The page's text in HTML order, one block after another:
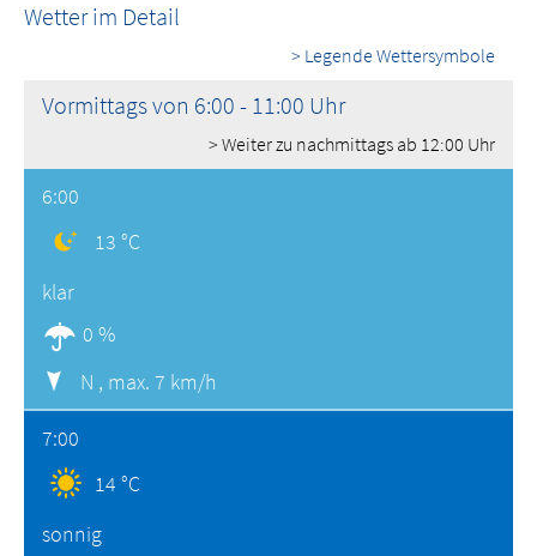
Wetter im Detail
> Legende Wettersymbole
Vormittags von 6:00 - 11:00 Uhr
> Weiter zu nachmittags ab 12:00 Uhr
6:00
13 °C
klar
0 %
N , max. 7 km/h
7:00
14 °C
sonnig